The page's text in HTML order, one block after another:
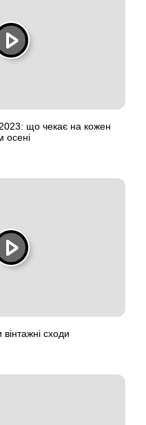
що чекає на кожен
осені
сходи